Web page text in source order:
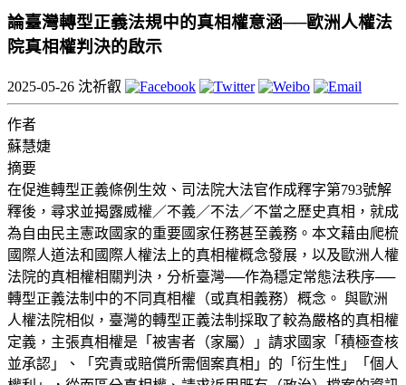
論臺灣轉型正義法規中的真相權意涵──歐洲人權法
院真相權判決的啟示
2025-05-26 沈祈叡
作者
蘇慧婕
摘要
在促進轉型正義條例生效、司法院大法官作成釋字第793號解
釋後，尋求並揭露威權／不義／不法／不當之歷史真相，就成
為自由民主憲政國家的重要國家任務甚至義務。本文藉由爬梳
國際人道法和國際人權法上的真相權概念發展，以及歐洲人權
法院的真相權相關判決，分析臺灣──作為穩定常態法秩序──
轉型正義法制中的不同真相權（或真相義務）概念。 與歐洲
人權法院相似，臺灣的轉型正義法制採取了較為嚴格的真相權
定義，主張真相權是「被害者（家屬）」請求國家「積極查核
並承認」、「究責或賠償所需個案真相」的「衍生性」「個人